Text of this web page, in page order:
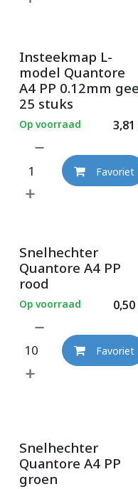
Insteekmap L-
model Quantore
A4 PP 0.12mm
25 stuks
3,81
Op voorraad
Favoriet
Snelhechter
Quantore A4 PP
rood
0,50
Op voorraad
Favoriet
Snelhechter
Quantore A4 PP
groen